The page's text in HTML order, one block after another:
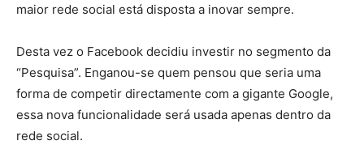
maior rede social está disposta a inovar sempre.
Desta vez o Facebook decidiu investir no segmento da
“Pesquisa”. Enganou-se quem pensou que seria uma
forma de competir directamente com a gigante Google,
essa nova funcionalidade será usada apenas dentro da
rede social.